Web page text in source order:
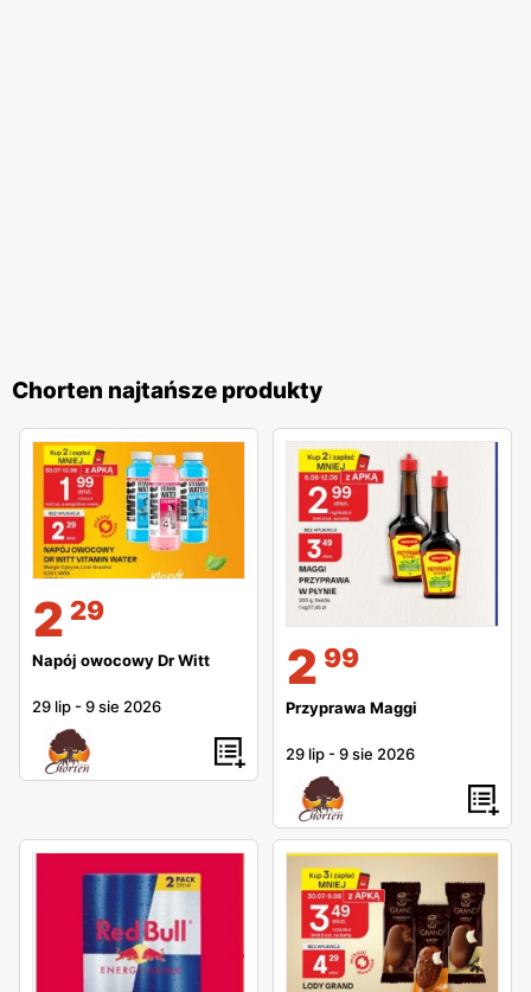
zakupy jeszcze bardziej opłacalnymi. Dzięki szerokiemu
asortymentowi oraz licznym udogodnieniom,Chortenjest
miejscem, które warto odwiedzać regularnie, ciesząc się
wygodą i korzyściami płynącymi z zakupów.
Chorten najtańsze produkty
2 29
Napój owocowy Dr Witt
29 lip -9 sie 2026
2 99
Przyprawa Maggi
29 lip -9 sie 2026